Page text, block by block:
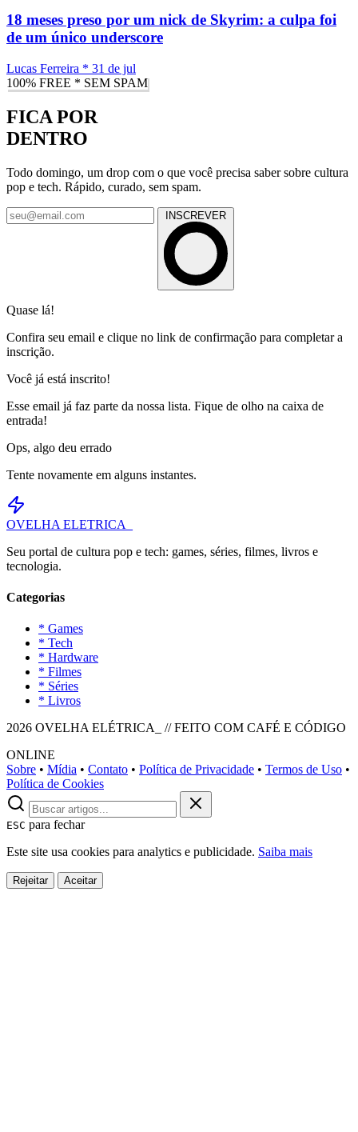
18 meses preso por um nick de Skyrim: a culpa foi
de um único underscore
Lucas Ferreira * 31 de jul
100% FREE * SEM SPAM
FICA POR
DENTRO
Todo domingo, um drop com o que você precisa saber sobre cultura
pop e tech. Rápido, curado, sem spam.
INSCREVER
Quase lá!
Confira seu email e clique no link de confirmação para completar a
inscrição.
Você já está inscrito!
Esse email já faz parte da nossa lista. Fique de olho na caixa de
entrada!
Ops, algo deu errado
Tente novamente em alguns instantes.
OVELHA ELETRICA_
Seu portal de cultura pop e tech: games, séries, filmes, livros e
tecnologia.
Categorias
* Games
* Tech
* Hardware
* Filmes
* Séries
* Livros
2026 OVELHA ELÉTRICA_ // FEITO COM CAFÉ E CÓDIGO
ONLINE
Sobre • Mídia • Contato • Política de Privacidade • Termos de Uso •
Política de Cookies
ESC para fechar
Este site usa cookies para analytics e publicidade. Saiba mais
Rejeitar Aceitar